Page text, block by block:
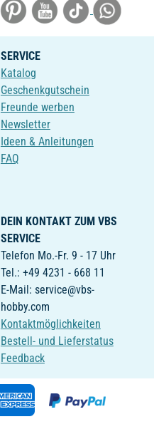
SERVICE
Katalog
Geschenkgutschein
Freunde werben
Newsletter
Ideen & Anleitungen
FAQ
DEIN KONTAKT ZUM VBS
SERVICE
Telefon Mo.-Fr. 9 - 17 Uhr
Tel.: +49 4231 - 668 11
E-Mail: service@vbs-
hobby.com
Kontaktmöglichkeiten
Bestell- und Lieferstatus
Feedback